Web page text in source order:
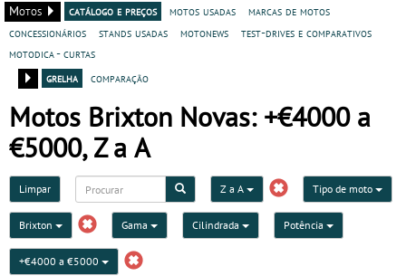
Motos
catálogo e preços motos usadas
marcas de motos
concessionários
stands usadas motonews
test-drives e comparativos
motodica - curtas
grelha
comparação
Motos Brixton Novas: +€4000 a
€5000, Z a A
Limpar Z a A Tipo de moto
Brixton Gama Cilindrada Potência
+€4000 a €5000